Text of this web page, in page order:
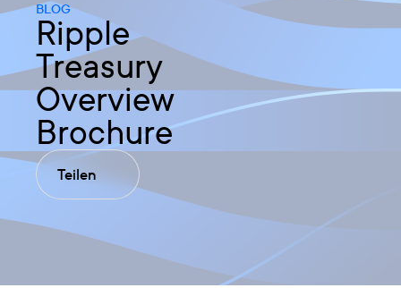
BLOG
Ripple
Treasury
Overview
Brochure
Teilen